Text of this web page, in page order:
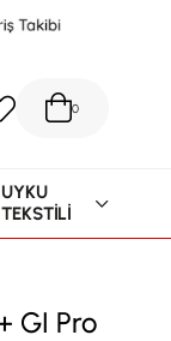
0
UYKU
TEKSTİLİ
GI Pro